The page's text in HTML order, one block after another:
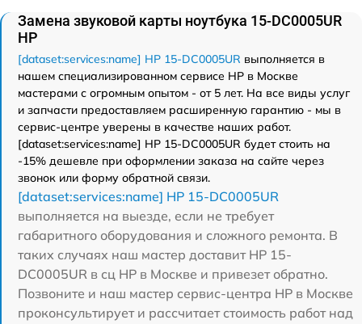
Замена звуковой карты ноутбука 15-DC0005UR
HP
[dataset:services:name] HP 15-DC0005UR выполняется в
нашем специализированном сервисе HP в Москве
мастерами с огромным опытом - от 5 лет. На все виды услуг
и запчасти предоставляем расширенную гарантию - мы в
сервис-центре уверены в качестве наших работ.
[dataset:services:name] HP 15-DC0005UR будет стоить на
-15% дешевле при оформлении заказа на сайте через
звонок или форму обратной связи.
[dataset:services:name] HP 15-DC0005UR
выполняется на выезде, если не требует
габаритного оборудования и сложного ремонта. В
таких случаях наш мастер доставит HP 15-
DC0005UR в сц HP в Москве и привезет обратно.
Позвоните и наш мастер сервис-центра HP в Москве
проконсультирует и рассчитает стоимость работ над